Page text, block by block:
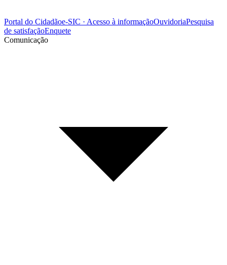
Portal do Cidadãoe-SIC · Acesso à informaçãoOuvidoriaPesquisa
de satisfaçãoEnquete
Comunicação